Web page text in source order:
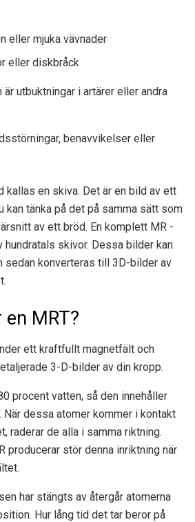
eller mjuka vävnader
eller diskbråck
är utbuktningar i artärer eller andra
benavvikelser eller
kallas en skiva. Det är en bild av ett
kan tänka på det på samma sätt som
av ett bröd. En komplett MR -
hundratals skivor. Dessa bilder kan
sedan konverteras till 3D-bilder av
MRT?
ett kraftfullt magnetfält och
3-D-bilder av din kropp.
procent vatten, så den innehåller
När dessa atomer kommer i kontakt
raderar de alla i samma riktning.
producerar stör denna inriktning när
har stängts av återgår atomerna
Hur lång tid det tar beror på